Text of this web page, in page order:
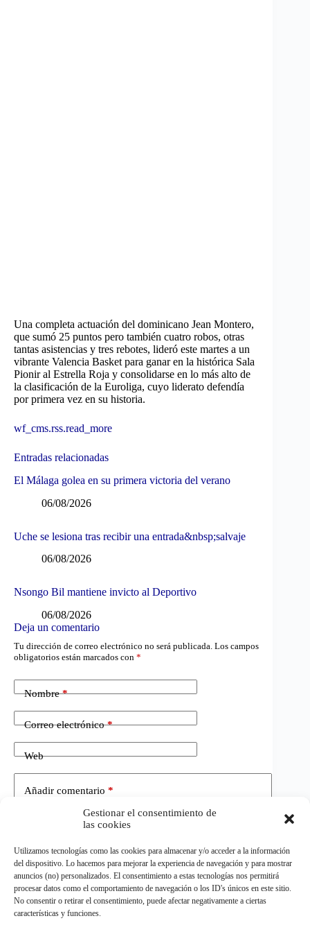
Gestionar el consentimiento de
las cookies
Utilizamos tecnologías como las cookies para almacenar y/o acceder a la información
del dispositivo. Lo hacemos para mejorar la experiencia de navegación y para mostrar
anuncios (no) personalizados. El consentimiento a estas tecnologías nos permitirá
procesar datos como el comportamiento de navegación o los ID's únicos en este sitio.
No consentir o retirar el consentimiento, puede afectar negativamente a ciertas
características y funciones.
Una completa actuación del dominicano Jean Montero,
que sumó 25 puntos pero también cuatro robos, otras
tantas asistencias y tres rebotes, lideró este martes a un
vibrante Valencia Basket para ganar en la histórica Sala
Pionir al Estrella Roja y consolidarse en lo más alto de
la clasificación de la Euroliga, cuyo liderato defendía
por primera vez en su historia.
wf_cms.rss.read_more
Entradas relacionadas
El Málaga golea en su primera victoria del verano
06/08/2026
Uche se lesiona tras recibir una entrada&nbsp;salvaje
06/08/2026
Nsongo Bil mantiene invicto al Deportivo
06/08/2026
Deja un comentario
Tu dirección de correo electrónico no será publicada. Los campos
obligatorios están marcados con *
Nombre*
Correo electrónico*
Web
Añadir comentario *
Publicar el comentario